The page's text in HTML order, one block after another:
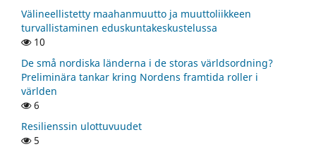
Välineellistetty maahanmuutto ja muuttoliikkeen
turvallistaminen eduskuntakeskustelussa
10
De små nordiska länderna i de storas världsordning?
Preliminära tankar kring Nordens framtida roller i
världen
6
Resilienssin ulottuvuudet
5